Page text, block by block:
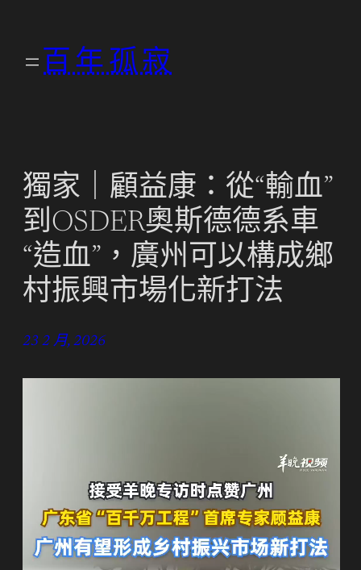
百年孤寂
獨家｜顧益康：從“輸血”
到OSDER奧斯德德系車
“造血”，廣州可以構成鄉
村振興市場化新打法
23 2 月, 2026